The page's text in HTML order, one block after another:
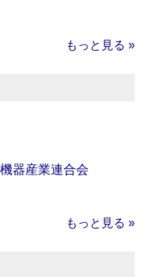
もっと見る »
器産業連合会
もっと見る »